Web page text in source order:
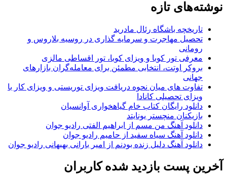
نوشته‌های تازه
تاریخچه باشگاه رئال مادرید
تحصیل مهاجرت و سرمایه گذاری در روسیه بلاروس و
رومانی
معرفی تور کوبا و ویزای کوبا، تور اقساطی مالزی
بروکر اوتت، انتخابی مطمئن برای معامله‌گران بازارهای
جهانی
تفاوت های میان نحوه دریافت ویزای توریستی و ویزای کار با
ویزای تحصیلی کانادا
دانلود رایگان کتاب خام گیاهخواری آوانسیان
بازیکنان منچستر یونایتد
دانلود آهنگ من مسم از ابراهیم الفتی رادیو جوان
دانلود آهنگ سیاه سفید از حامیم رادیو جوان
دانلود آهنگ دلیل زنده بودنم از امیر بارانی بهبهانی رادیو جوان
آخرین پست بازدید شده کاربران